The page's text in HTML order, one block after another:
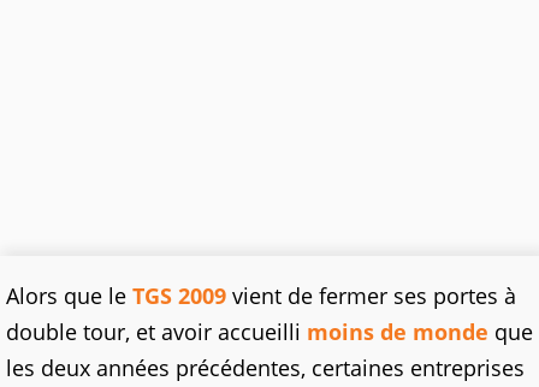
Alors que le TGS 2009 vient de fermer ses portes à
double tour, et avoir accueilli moins de monde que
les deux années précédentes, certaines entreprises